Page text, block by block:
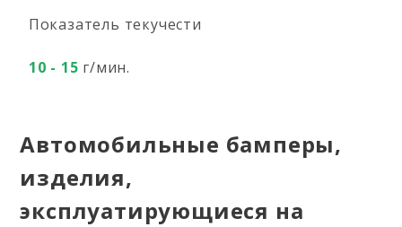
Показатель текучести
10 - 15 г/мин.
Автомобильные бамперы,
изделия,
эксплуатирующиеся на